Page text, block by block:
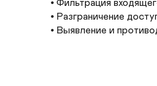
⦁ Фильтрация
⦁ Разграничение
⦁ Выявление и